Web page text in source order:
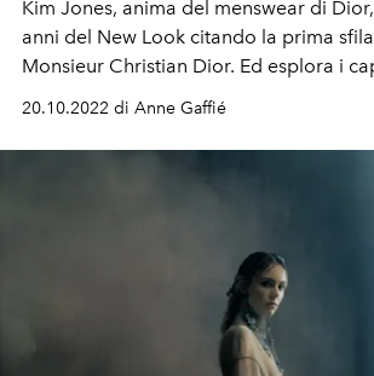
Kim Jones, anima del menswear di
anni del New Look citando la prima
Monsieur Christian Dior. Ed esplora i
della griffe traducendoli in un moderno
20.10.2022 di Anne Gaffié